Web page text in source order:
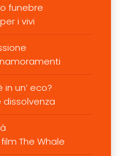
funebre
i vivi
un’ eco?
The Whale